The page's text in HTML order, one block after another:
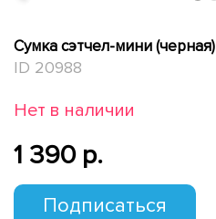
Сумка сэтчел-мини (черная)
ID 20988
Нет в наличии
1 390 p.
Подписаться